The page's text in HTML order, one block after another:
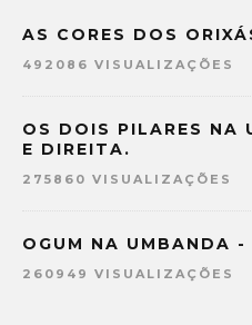
AS CORES DOS
492086 VISUALIZAÇÕES
OS DOIS PILARES NA
E DIREITA.
275860 VISUALIZAÇÕES
OGUM NA UMBANDA -
260949 VISUALIZAÇÕES